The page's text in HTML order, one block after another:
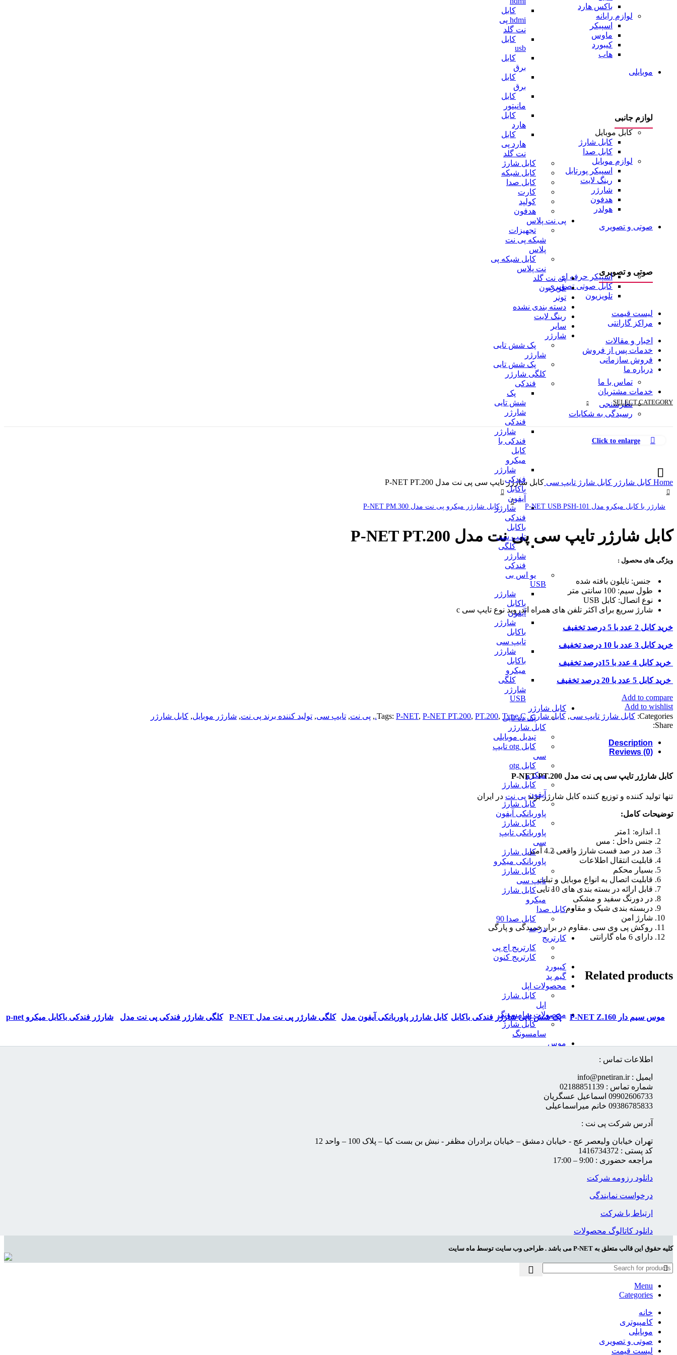
SELECT CATEGORY
کابل
hdmi پی
نت گلد
کابل
usb
کابل
برق
کابل
برق
کابل
مانیتور
کابل
هارد
کابل
هارد پی
نت گلد
کابل شارژ
کابل شبکه
کابل صدا
کارت
کولپد
هدفون
پی نت پلاس
تجهیزات
شبکه پی نت
پلاس
کابل شبکه پی
نت پلاس
پی نت گلد
تلویزیون
تونر
دسته بندی نشده
رینگ لایت
سایر
شارژر
پک شش تایی
شارژر
پک شش تایی
کلگی شارژر
فندکی
پک
شش تایی
شارژر
فندکی
شارژر
فندکی با
کابل
میکرو
شارژر
فندکی
باکابل
آیفون
شارژر
فندکی
باکابل
تایپ سی
کلگی
شارژر
فندکی
یو اس بی
USB
شارژر
باکابل
آیفون
شارژر
باکابل
تایپ سی
شارژر
باکابل
میکرو
کلگی
شارژر
USB
کابل شارژر
پک ده تایی
کابل شارژر
تبدیل موبایلی
کابل otg تایپ
سی
کابل otg
میکرو
کابل شارژ
آیفون
کابل شارژ
پاوربانکی آیفون
کابل شارژ
پاوربانکی تایپ
سی
کابل شارژ
پاوربانکی میکرو
کابل شارژ
تایپ سی
کابل شارژ
میکرو
کابل صدا
کابل صدا 90
درجه
کارتریج
کارتریج اچ پی
کارتریج کنون
کیبورد
گیم پد
محصولات اپل
کابل شارژ
اپل
محصولات سامسونگ
کابل شارژ
سامسونگ
موس
باکس هارد
لوازم رایانه
اسپیکر
ماوس
کیبورد
هاب
موبایلی
لوازم جانبی
کابل موبایل
کابل شارژ
کابل صدا
لوازم موبایل
اسپیکر پورتابل
رینگ لایت
شارژر
هدفون
هولدر
صوتی و تصویری
صوتی و تصویری
اسپیکر حرفه ای
کابل صوتی تصویری
تلویزیون
لیست قیمت
مراکز گارانتی
اخبار و مقالات
خدمات پس از فروش
فروش سازمانی
درباره ما
تماس با ما
خدمات مشتریان
نظرسنجی
رسیدگی به شکایات
Click to enlarge
Home کابل شارژر کابل شارژ تایپ سی کابل شارژر تایپ سی پی نت مدل P-NET PT.200
شارژر با کابل میکرو مدل P-NET USB PSH-101 کابل شارژر میکرو پی نت مدل P-NET PM.300
کابل شارژر تایپ سی پی نت مدل P-NET PT.200
ویژگی های محصول :
جنس: نایلون بافته شده
طول سیم: 100 سانتی متر
نوع اتصال: کابل USB
شارژ سریع برای اکثر تلفن های همراه اندروید نوع تایپ سی c
خرید کابل 2 عدد با 5 درصد تخفیف
خرید کابل 3 عدد با 10 درصد تخفیف
خرید کابل 4 عدد با 15درصد تخفیف
خرید کابل 5 عدد با 20 درصد تخفیف
Add to compare
Add to wishlist
Categories: کابل شارژ تایپ سی, کابل شارژر Tags: P-NET, P-NET PT.200, PT.200, Type C.
, پی نت, تایپ سی, تولید کننده برند پی نت, شارژر موبایل, کابل شارژر
Share:
Description
Reviews (0)
کابل شارژر تایپ سی پی نت مدل P-NET PT.200
تنها تولید کننده و توزیع کننده کابل شارژر برند پی نت در ایران
توضیحات کامل:
اندازه: 1متر
جنس داخل : مس
صد در صد فست شارژ واقعی 4.2 آمپر
قابلیت انتقال اطلاعات
بسیار محکم
قابلیت اتصال به انواع موبایل و تبلت
قابل ارائه در بسته بندی های 10 تایی
در دورنگ سفید و مشکی
دربسته بندی شیک و مقاوم
شارژ امن
روکش پی وی سی .مقاوم در برار خمیدگی و پارگی
دارای 6 ماه گارانتی
Related products
موس سیم دار P-NET Z.160
READ MORE
پک شش تایی شارژر فندکی باکابل
میکرو p-net pshf.201
کابل شارژر پاوربانکی آیفون مدل
کلگی شارژر پی نت مدل P-NET
کلگی شارژر فندکی پی نت مدل
شارژر فندکی باکابل میکرو p-net
اطلاعات تماس :
ایمیل : info@pnetiran.ir
شماره تماس : 02188851139
09902606733 اسماعیل عسگریان
09386785833 خانم میراسماعیلی
آدرس شرکت پی نت :
تهران خیابان ولیعصر عج - خیابان دمشق – خیابان برادران مظفر - نبش بن بست کیا – پلاک 100 – واحد 12
کد پستی : 1416734372
مراجعه حضوری : 9:00 – 17:00
دانلود رزومه شرکت
درخواست نمایندگی
ارتباط با شرکت
دانلود کاتالوگ محصولات
کلیه حقوق این قالب متعلق به P-NET می باشد . طراحی وب سایت توسط ماه سایت
Menu
Categories
خانه
کامپیوتری
موبایلی
صوتی و تصویری
لیست قیمت